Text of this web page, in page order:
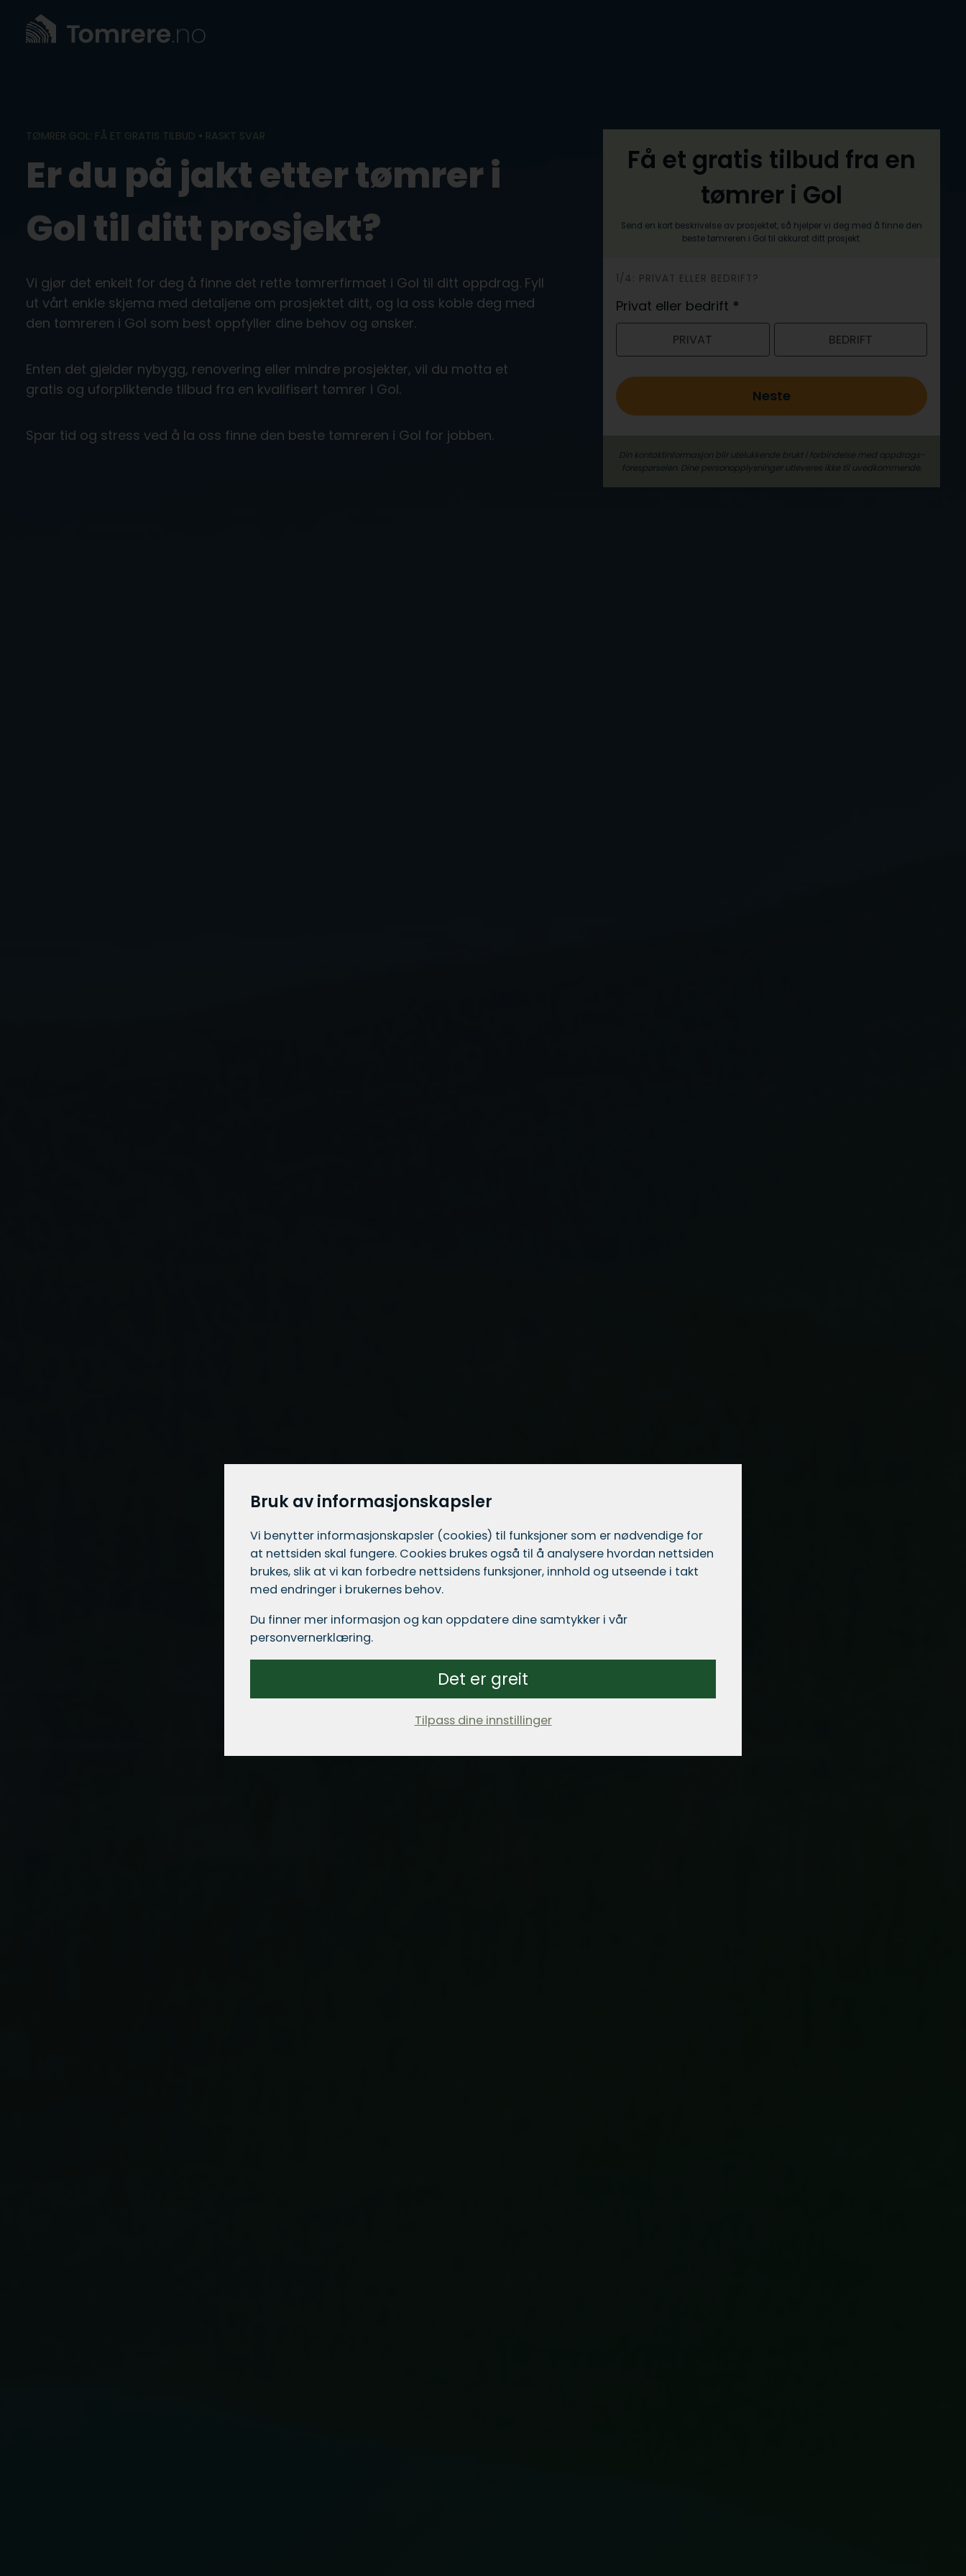
content
TØMRER GOL: FÅ ET GRATIS TILBUD • RASKT SVAR
Er du på jakt etter tømrer i
Gol til ditt prosjekt?
Vi gjør det enkelt for deg å finne det rette tømrerfirmaet i Gol til ditt oppdrag. Fyll
ut vårt enkle skjema med detaljene om prosjektet ditt, og la oss koble deg med
den tømreren i Gol som best oppfyller dine behov og ønsker.
Enten det gjelder nybygg, renovering eller mindre prosjekter, vil du motta et
gratis og uforpliktende tilbud fra en kvalifisert tømrer i Gol.
Spar tid og stress ved å la oss finne den beste tømreren i Gol for jobben.
Få et gratis tilbud fra en
tømrer i Gol
Send en kort beskrivelse av prosjektet, så hjelper vi deg med å finne den
beste tømreren i Gol til akkurat ditt prosjekt.
h
e
r
1/4: PRIVAT ELLER BEDRIFT?
Privat eller bedrift *
PRIVAT BEDRIFT
Neste
Din kontaktinformasjon blir utelukkende brukt i forbindelse med oppdrags­
forespørselen. Dine person­­opplysninger utleveres ikke til uvedkommende.
Bruk av informasjonskapsler
Vi benytter informasjons­kapsler (cookies) til funksjoner som er nødvendige for
at nettsiden skal fungere. Cookies brukes også til å analysere hvordan nettsiden
brukes, slik at vi kan forbedre nettsidens funksjoner, innhold og utseende i takt
med endringer i brukernes behov.
Du finner mer informasjon og kan oppdatere dine samtykker i vår
personvernerklæring.
Det er greit
Tilpass dine innstillinger